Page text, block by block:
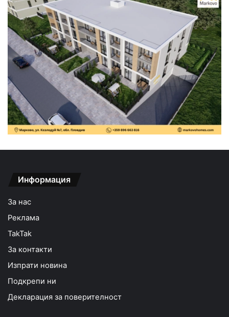
Информация
За нас
Реклама
TakTak
За контакти
Изпрати новина
Подкрепи ни
Декларация за поверителност